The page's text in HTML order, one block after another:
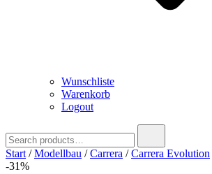
Wunschliste
Warenkorb
Logout
for:
Start /Modellbau /Carrera /Carrera Evolution
-31%